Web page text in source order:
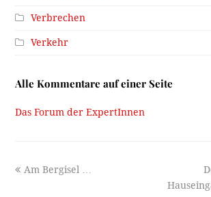
Verbrechen
Verkehr
Alle Kommentare auf einer Seite
Das Forum der ExpertInnen
previous
Am Bergisel …